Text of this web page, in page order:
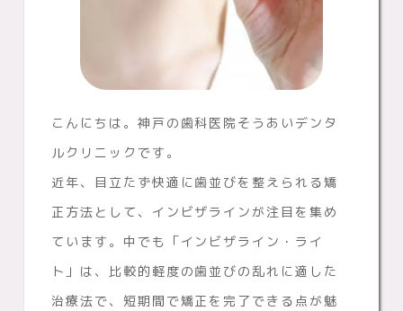
こんにちは。神戸の歯科医院そうあいデンタ
ルクリニックです。
近年、目立たず快適に歯並びを整えられる矯
正方法として、インビザラインが注目を集め
ています。中でも「インビザライン・ライ
ト」は、比較的軽度の歯並びの乱れに適した
治療法で、短期間で矯正を完了できる点が魅